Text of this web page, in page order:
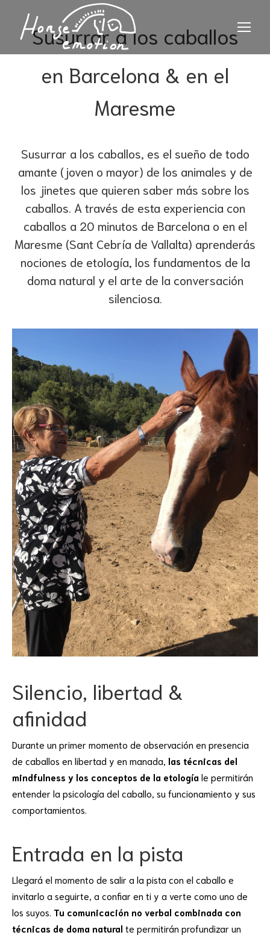
Susurrar a los caballos
en Barcelona & en el
Maresme
Susurrar a los caballos, es el sueño de todo
amante (joven o mayor) de los animales y de
los jinetes que quieren saber más sobre los
caballos. A través de esta experiencia con
caballos a 20 minutos de Barcelona o en el
Maresme (Sant Cebría de Vallalta) aprenderás
nociones de etología, los fundamentos de la
doma natural y el arte de la conversación
silenciosa.
Silencio, libertad &
afinidad
Durante un primer momento de observación en presencia
de caballos en libertad y en manada, las técnicas del
mindfulness y los conceptos de la etología le permitirán
entender la psicología del caballo, su funcionamiento y sus
comportamientos.
Entrada en la pista
Llegará el momento de salir a la pista con el caballo e
invitarlo a seguirte, a confiar en ti y a verte como uno de
los suyos. Tu comunicación no verbal combinada con
técnicas de doma natural te permitirán profundizar un